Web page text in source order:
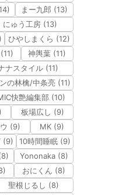
まー九郎 (13)
にゅう工房 (13)
ひやしまくら (12)
神輿葉 (11)
ナスタイル (11)
の林檎/中条亮 (11)
快艶編集部 (10)
板場広し (9)
(9)
MK (9)
(9)
10時間睡眠 (9)
Yononaka (8)
おにくん (8)
聖根じるし (8)